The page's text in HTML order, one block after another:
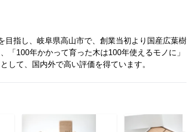
目指し、岐阜県高山市で、創業当初より国産広葉樹
「100年かかって育った木は100年使えるモノに」
して、国内外で高い評価を得ています。